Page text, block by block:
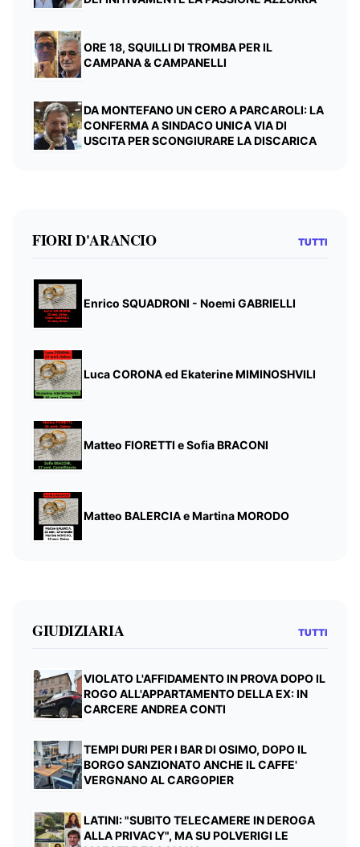
ORE 18, SQUILLI DI TROMBA PER IL
CAMPANA & CAMPANELLI
DA MONTEFANO UN CERO A PARCAROLI: LA
CONFERMA A SINDACO UNICA VIA DI
USCITA PER SCONGIURARE LA DISCARICA
FIORI D'ARANCIO TUTTI
Enrico SQUADRONI - Noemi GABRIELLI
Luca CORONA ed Ekaterine MIMINOSHVILI
Matteo FIORETTI e Sofia BRACONI
Matteo BALERCIA e Martina MORODO
GIUDIZIARIA TUTTI
VIOLATO L'AFFIDAMENTO IN PROVA DOPO IL
ROGO ALL'APPARTAMENTO DELLA EX: IN
CARCERE ANDREA CONTI
TEMPI DURI PER I BAR DI OSIMO, DOPO IL
BORGO SANZIONATO ANCHE IL CAFFE'
VERGNANO AL CARGOPIER
LATINI: "SUBITO TELECAMERE IN DEROGA
ALLA PRIVACY", MA SU POLVERIGI LE